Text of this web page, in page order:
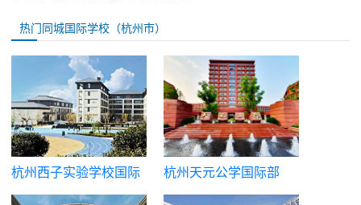
热门同城国际学校（杭州市）
杭州西子实验学校国际
部（维翰融合部西子校
杭州天元公学国际部